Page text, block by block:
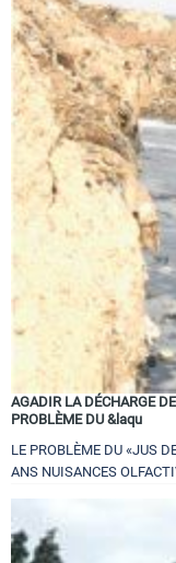
AGADIR LA DÉCHARGE
PROBLÈME DU &laqu
LE PROBLÈME DU «JUS
ANS NUISANCES